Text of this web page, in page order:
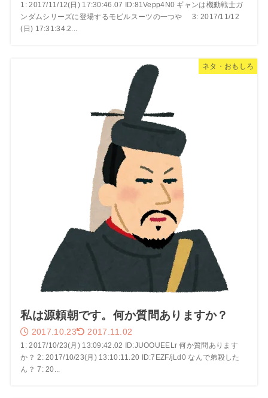
1: 2017/11/12(日) 17:30:46.07 ID:81Vepp4N0 ギャンは機動戦士ガ
ンダムシリーズに登場するモビルスーツの一つや 3: 2017/11/12
(日) 17:31:34.2...
ネタ・おもしろ
私は源頼朝です。何か質問ありますか？
2017.10.23 2017.11.02
1: 2017/10/23(月) 13:09:42.02 ID:JUOOUEELr 何か質問あります
か？ 2: 2017/10/23(月) 13:10:11.20 ID:7EZF/jLd0 なんで弟殺した
ん？ 7: 20...